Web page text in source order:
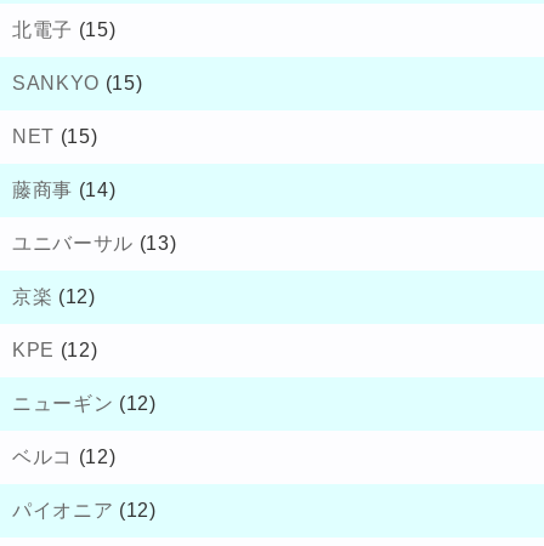
北電子 (15)
SANKYO (15)
NET (15)
藤商事 (14)
ユニバーサル (13)
京楽 (12)
KPE (12)
ニューギン (12)
ベルコ (12)
パイオニア (12)